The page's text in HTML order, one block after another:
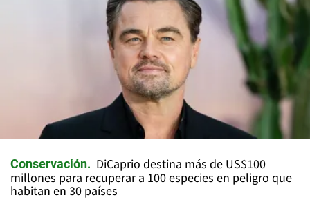
Conservación
DiCaprio destina más de US$100
millones para recuperar a 100 especies en peligro que
habitan en 30 países